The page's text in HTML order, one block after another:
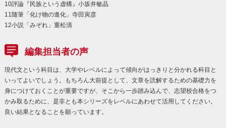
10評論『民族という虚構』小坂井敏晶
11随筆「化け物の進化」寺田寅彦
12小説「みぞれ」重松清
編集担当者の声
現代文という科目は、大学やレベルによって傾向がはっきりと分かれる科目と
いってよいでしょう。もちろん大前提として、文章を読解するための基礎力を
身につけておくことが重要ですが、そこから一歩踏み込んで、志望校合格をつ
かみ取るために、是非とも本シリーズをレベルにあわせて活用してください。
良い結果となることを願っています。